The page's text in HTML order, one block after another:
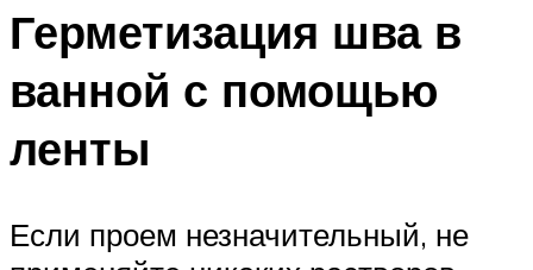
Герметизация шва в
ванной с помощью
ленты
Если проем незначительный, не